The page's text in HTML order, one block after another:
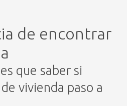
de encontrar
que saber si
vivienda paso a